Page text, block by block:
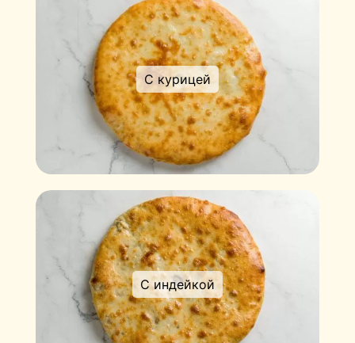
С курицей
С индейкой